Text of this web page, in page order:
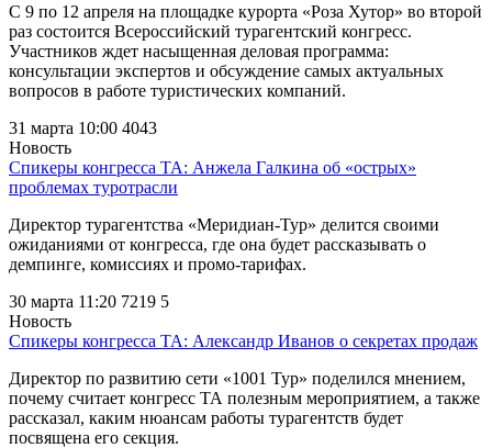
С 9 по 12 апреля на площадке курорта «Роза Хутор» во второй
раз состоится Всероссийский турагентский конгресс.
Участников ждет насыщенная деловая программа:
консультации экспертов и обсуждение самых актуальных
вопросов в работе туристических компаний.
31 марта 10:00 4043
Новость
Спикеры конгресса ТА: Анжела Галкина об «острых»
проблемах туротрасли
Директор турагентства «Меридиан-Тур» делится своими
ожиданиями от конгресса, где она будет рассказывать о
демпинге, комиссиях и промо-тарифах.
30 марта 11:20 7219 5
Новость
Спикеры конгресса ТА: Александр Иванов о секретах продаж
Директор по развитию сети «1001 Тур» поделился мнением,
почему считает конгресс ТА полезным мероприятием, а также
рассказал, каким нюансам работы турагентств будет
посвящена его секция.